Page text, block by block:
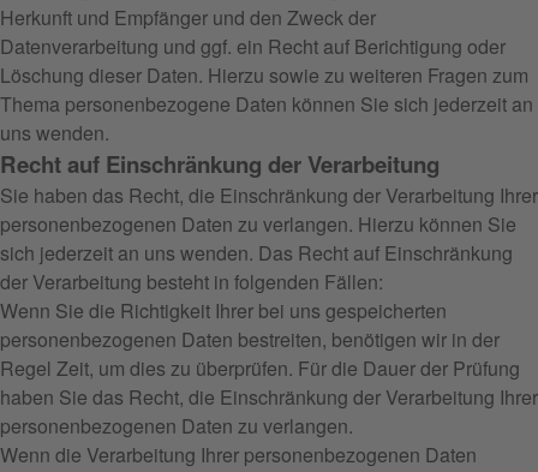
Herkunft und Empfänger und den Zweck der
Datenverarbeitung und ggf. ein Recht auf Berichtigung oder
Löschung dieser Daten. Hierzu sowie zu weiteren Fragen zum
Thema personenbezogene Daten können Sie sich jederzeit an
uns wenden.
Recht auf Einschränkung der Verarbeitung
Sie haben das Recht, die Einschränkung der Verarbeitung Ihrer
personenbezogenen Daten zu verlangen. Hierzu können Sie
sich jederzeit an uns wenden. Das Recht auf Einschränkung
der Verarbeitung besteht in folgenden Fällen:
Wenn Sie die Richtigkeit Ihrer bei uns gespeicherten
personenbezogenen Daten bestreiten, benötigen wir in der
Regel Zeit, um dies zu überprüfen. Für die Dauer der Prüfung
haben Sie das Recht, die Einschränkung der Verarbeitung Ihrer
personenbezogenen Daten zu verlangen.
Wenn die Verarbeitung Ihrer personenbezogenen Daten